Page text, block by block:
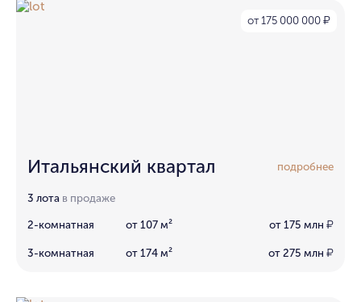
от 175 000 000 ₽
Итальянский квартал подробнее
3 лота в продаже
2-комнатная от 107 м² от 175 млн ₽
3-комнатная от 174 м² от 275 млн ₽